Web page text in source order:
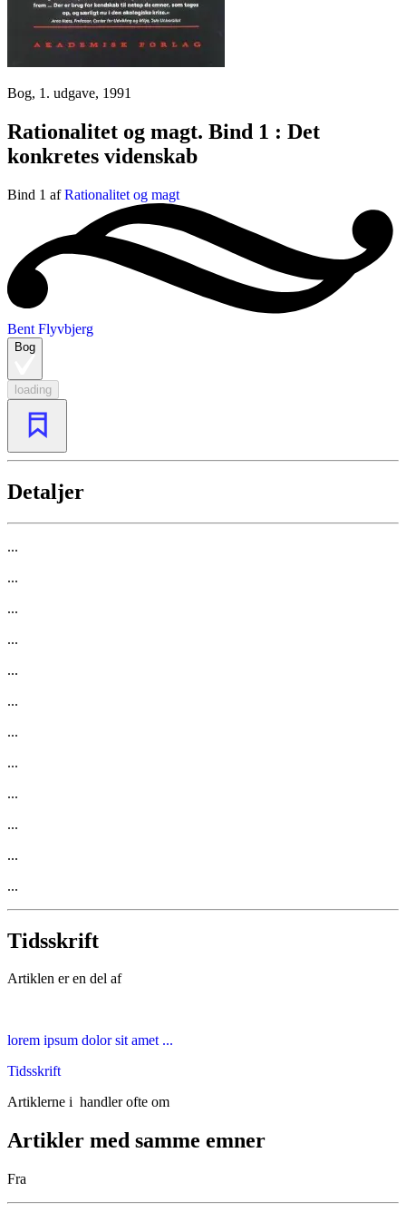
Bog, 1. udgave, 1991
Rationalitet og magt. Bind 1 : Det
konkretes videnskab
Bind 1 afRationalitet og magt
Bent Flyvbjerg
Bog
loading
Detaljer
...
...
...
...
...
...
...
...
...
...
...
...
Tidsskrift
Artiklen er en del af
lorem ipsum dolor sit amet ...
Tidsskrift
Artiklerne i handler ofte om
Artikler med samme emner
Fra